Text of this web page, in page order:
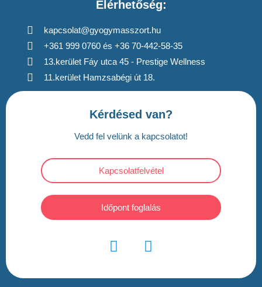
Elérhetőség:
kapcsolat@gyogymasszort.hu
+361 999 0760 és +36 70-442-58-35
13.kerület Fáy utca 45 - Prestige Wellness
11.kerület Hamzsabégi út 18.
Kérdésed van?
Vedd fel velünk a kapcsolatot!
Kapcsolatfelvétel
Időpont foglalás